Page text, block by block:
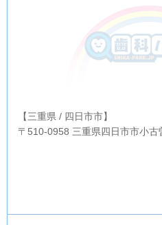
【三重県 / 四日市市】
〒510-0958 三重県四日市市小古